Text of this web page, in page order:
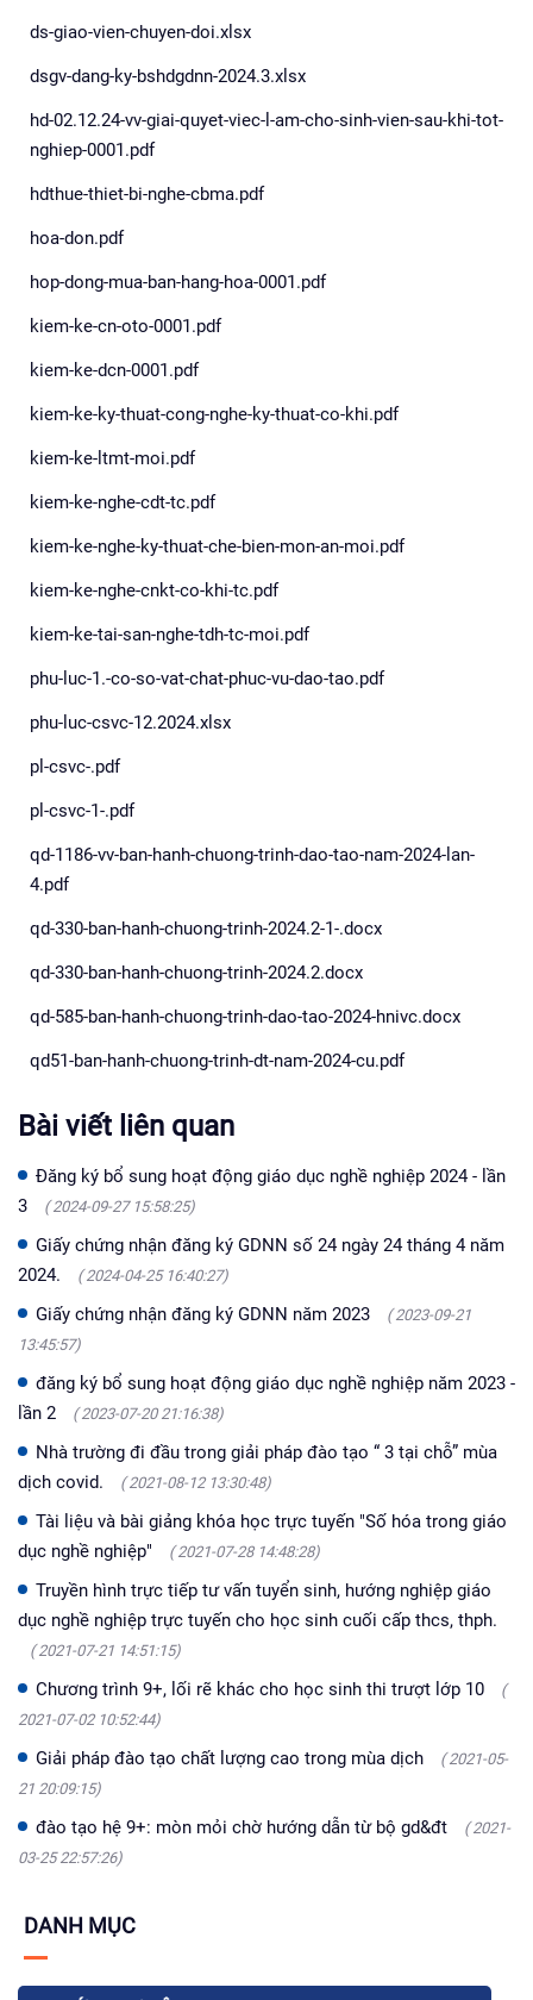
ds-giao-vien-chuyen-doi.xlsx
dsgv-dang-ky-bshdgdnn-2024.3.xlsx
hd-02.12.24-vv-giai-quyet-viec-l-am-cho-sinh-vien-sau-khi-tot-
nghiep-0001.pdf
hdthue-thiet-bi-nghe-cbma.pdf
hoa-don.pdf
hop-dong-mua-ban-hang-hoa-0001.pdf
kiem-ke-cn-oto-0001.pdf
kiem-ke-dcn-0001.pdf
kiem-ke-ky-thuat-cong-nghe-ky-thuat-co-khi.pdf
kiem-ke-ltmt-moi.pdf
kiem-ke-nghe-cdt-tc.pdf
kiem-ke-nghe-ky-thuat-che-bien-mon-an-moi.pdf
kiem-ke-nghe-cnkt-co-khi-tc.pdf
kiem-ke-tai-san-nghe-tdh-tc-moi.pdf
phu-luc-1.-co-so-vat-chat-phuc-vu-dao-tao.pdf
phu-luc-csvc-12.2024.xlsx
pl-csvc-.pdf
pl-csvc-1-.pdf
qd-1186-vv-ban-hanh-chuong-trinh-dao-tao-nam-2024-lan-
4.pdf
qd-330-ban-hanh-chuong-trinh-2024.2-1-.docx
qd-330-ban-hanh-chuong-trinh-2024.2.docx
qd-585-ban-hanh-chuong-trinh-dao-tao-2024-hnivc.docx
qd51-ban-hanh-chuong-trinh-dt-nam-2024-cu.pdf
Bài viết liên quan
Đăng ký bổ sung hoạt động giáo dục nghề nghiệp 2024 - lần
3
( 2024-09-27 15:58:25)
Giấy chứng nhận đăng ký GDNN số 24 ngày 24 tháng 4 năm
2024.
( 2024-04-25 16:40:27)
Giấy chứng nhận đăng ký GDNN năm 2023
( 2023-09-21
13:45:57)
đăng ký bổ sung hoạt động giáo dục nghề nghiệp năm 2023 -
lần 2
( 2023-07-20 21:16:38)
Nhà trường đi đầu trong giải pháp đào tạo “ 3 tại chỗ” mùa
dịch covid.
( 2021-08-12 13:30:48)
Tài liệu và bài giảng khóa học trực tuyến "Số hóa trong giáo
dục nghề nghiệp"
( 2021-07-28 14:48:28)
Truyền hình trực tiếp tư vấn tuyển sinh, hướng nghiệp giáo
dục nghề nghiệp trực tuyến cho học sinh cuối cấp thcs, thph.
( 2021-07-21 14:51:15)
Chương trình 9+, lối rẽ khác cho học sinh thi trượt lớp 10
(
2021-07-02 10:52:44)
Giải pháp đào tạo chất lượng cao trong mùa dịch
( 2021-05-
21 20:09:15)
đào tạo hệ 9+: mòn mỏi chờ hướng dẫn từ bộ gd&đt
( 2021-
03-25 22:57:26)
DANH MỤC